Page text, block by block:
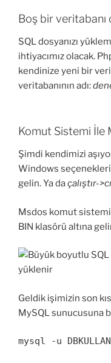
Boş bir veritabanı
SQL dosyanızı
ihtiyacımız olacak.
kendinize yeni bir
veritabanının adı:
Komut Sistemi İle
Şimdi kendimizi
Windows
gelin. Ya daçalıştır-
Msdos komut
BIN klasörü altına
Geldik işimizin son
MySQL sunucusuna
mysql -u